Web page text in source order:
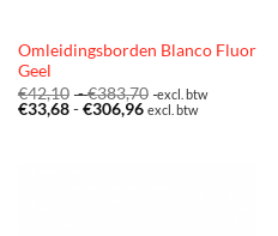
Omleidingsborden Blanco Fluor
Geel
€42,10 -€383,70 Prijsklasse:
€42,10
excl. btw
€33,68 - €306,96Prijsklasse:
excl. btw